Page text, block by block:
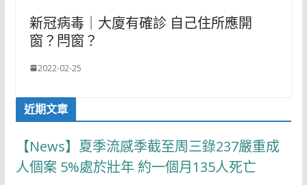
新冠病毒｜大廈有確診 自己住所應開
窗？閂窗？
2022-02-25
近期文章
【News】夏季流感季截至周三錄237嚴重成
人個案 5%處於壯年 約一個月135人死亡